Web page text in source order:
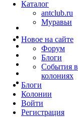
Каталог
antclub.ru
Муравьи
Новое на сайте
Форум
Блоги
События в
колониях
Блоги
Колонии
Войти
Peгиcтpaция